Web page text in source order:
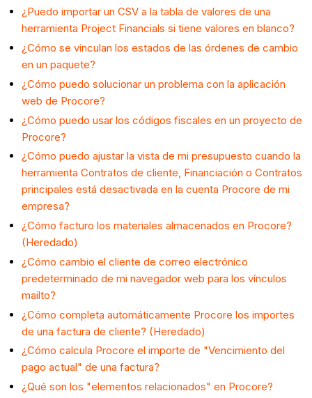
¿Puedo importar un CSV a la tabla de valores de una
herramienta Project Financials si tiene valores en blanco?
¿Cómo se vinculan los estados de las órdenes de cambio
en un paquete?
¿Cómo puedo solucionar un problema con la aplicación
web de Procore?
¿Cómo puedo usar los códigos fiscales en un proyecto de
Procore?
¿Cómo puedo ajustar la vista de mi presupuesto cuando la
herramienta Contratos de cliente, Financiación o Contratos
principales está desactivada en la cuenta Procore de mi
empresa?
¿Cómo facturo los materiales almacenados en Procore?
(Heredado)
¿Cómo cambio el cliente de correo electrónico
predeterminado de mi navegador web para los vínculos
mailto?
¿Cómo completa automáticamente Procore los importes
de una factura de cliente? (Heredado)
¿Cómo calcula Procore el importe de "Vencimiento del
pago actual" de una factura?
¿Qué son los "elementos relacionados" en Procore?